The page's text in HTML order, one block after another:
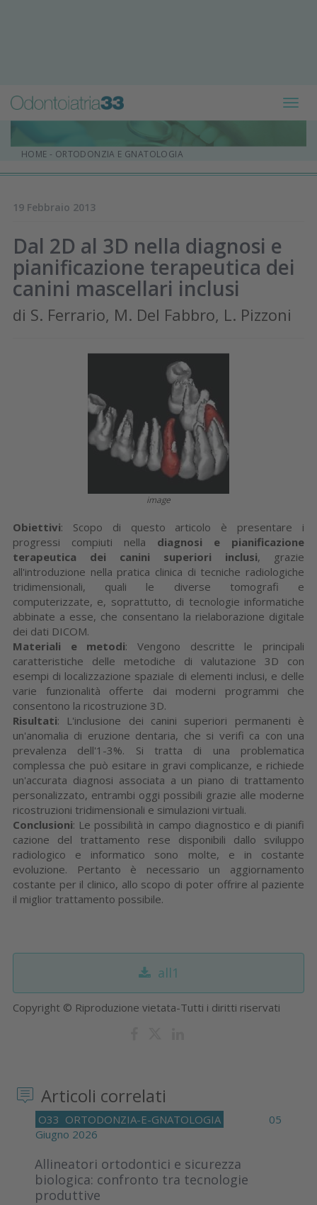
HOME - ORTODONZIA E GNATOLOGIA
19 Febbraio 2013
Dal 2D al 3D nella diagnosi e
pianificazione terapeutica dei
canini mascellari inclusi
di S. Ferrario, M. Del Fabbro, L. Pizzoni
image
Obiettivi: Scopo di questo articolo è presentare i
progressi compiuti nella diagnosi e pianificazione
terapeutica dei canini superiori inclusi, grazie
all'introduzione nella pratica clinica di tecniche radiologiche
tridimensionali, quali le diverse tomografi e
computerizzate, e, soprattutto, di tecnologie informatiche
abbinate a esse, che consentano la rielaborazione digitale
dei dati DICOM.
Materiali e metodi: Vengono descritte le principali
caratteristiche delle metodiche di valutazione 3D con
esempi di localizzazione spaziale di elementi inclusi, e delle
varie funzionalità offerte dai moderni programmi che
consentono la ricostruzione 3D.
Risultati: L'inclusione dei canini superiori permanenti è
un'anomalia di eruzione dentaria, che si verifi ca con una
prevalenza dell'1-3%. Si tratta di una problematica
complessa che può esitare in gravi complicanze, e richiede
un'accurata diagnosi associata a un piano di trattamento
personalizzato, entrambi oggi possibili grazie alle moderne
ricostruzioni tridimensionali e simulazioni virtuali.
Conclusioni: Le possibilità in campo diagnostico e di pianifi
cazione del trattamento rese disponibili dallo sviluppo
radiologico e informatico sono molte, e in costante
evoluzione. Pertanto è necessario un aggiornamento
costante per il clinico, allo scopo di poter offrire al paziente
il miglior trattamento possibile.
all1
Copyright © Riproduzione vietata-Tutti i diritti riservati
Articoli correlati
O33 ORTODONZIA-E-GNATOLOGIA
05
Giugno 2026
Allineatori ortodontici e sicurezza
biologica: confronto tra tecnologie
produttive